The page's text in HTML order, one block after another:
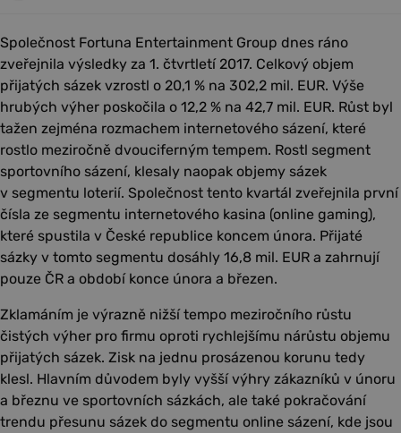
Společnost Fortuna Entertainment Group dnes ráno
zveřejnila výsledky za 1. čtvrtletí 2017. Celkový objem
přijatých sázek vzrostl o 20,1 % na 302,2 mil. EUR. Výše
hrubých výher poskočila o 12,2 % na 42,7 mil. EUR. Růst byl
tažen zejména rozmachem internetového sázení, které
rostlo meziročně dvouciferným tempem. Rostl segment
sportovního sázení, klesaly naopak objemy sázek
v segmentu loterií. Společnost tento kvartál zveřejnila první
čísla ze segmentu internetového kasina (online gaming),
které spustila v České republice koncem února. Přijaté
sázky v tomto segmentu dosáhly 16,8 mil. EUR a zahrnují
pouze ČR a období konce února a březen.
Zklamáním je výrazně nižší tempo meziročního růstu
čistých výher pro firmu oproti rychlejšímu nárůstu objemu
přijatých sázek. Zisk na jednu prosázenou korunu tedy
klesl. Hlavním důvodem byly vyšší výhry zákazníků v únoru
a březnu ve sportovních sázkách, ale také pokračování
trendu přesunu sázek do segmentu online sázení, kde jsou